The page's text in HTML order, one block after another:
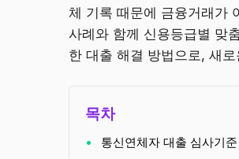
체 기록 때문에 금융거래가
사례와 함께 신용등급별 맞
한 대출 해결 방법으로, 새
목차
통신연체자 대출 심사기준